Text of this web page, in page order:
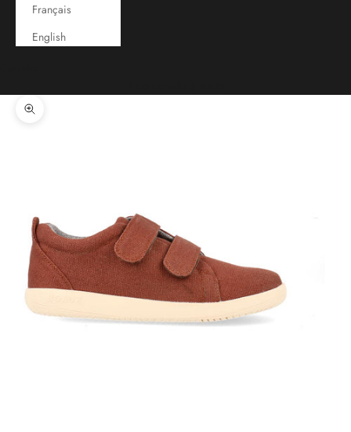
Français
English
Ingrandisci immagine